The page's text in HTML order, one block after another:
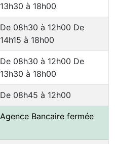
13h30 à 18h00
De 08h30 à 12h00 De
14h15 à 18h00
De 08h30 à 12h00 De
13h30 à 18h00
De 08h45 à 12h00
Agence Bancaire fermée